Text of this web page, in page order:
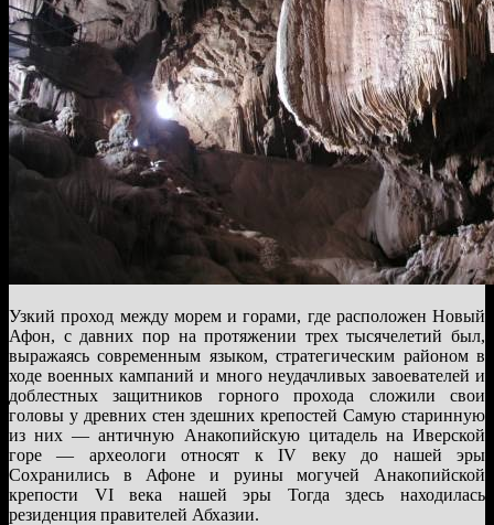
Узкий проход между морем и горами, где расположен Новый
Афон, с давних пор на протяжении трех тысячелетий был,
выражаясь современным языком, стратегическим районом в
ходе военных кампаний и много неудачливых завоевателей и
доблестных защитников горного прохода сложили свои
головы у древних стен здешних крепостей Самую старинную
из них — античную Анакопийскую цитадель на Иверской
горе — археологи относят к IV веку до нашей эры
Сохранились в Афоне и руины могучей Анакопийской
крепости VI века нашей эры Тогда здесь находилась
резиденция правителей Абхазии.